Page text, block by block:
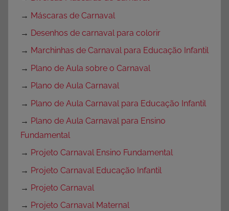
→ Máscaras de Carnaval
→ Desenhos de carnaval para colorir
→ Marchinhas de Carnaval para Educação Infantil
→ Plano de Aula sobre o Carnaval
→ Plano de Aula Carnaval
→ Plano de Aula Carnaval para Educação Infantil
→ Plano de Aula Carnaval para Ensino
Fundamental
→ Projeto Carnaval Ensino Fundamental
→ Projeto Carnaval Educação Infantil
→ Projeto Carnaval
→ Projeto Carnaval Maternal